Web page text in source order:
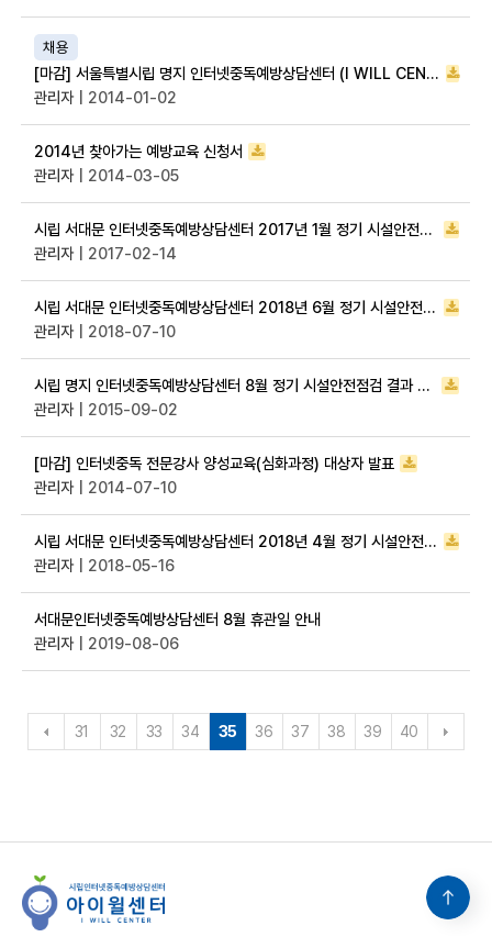
채용
[마감] 서울특별시립 명지 인터넷중독예방상담센터 (I WILL CENTER) 직원 공개채용 공고
관리자 | 2014-01-02
2014년 찾아가는 예방교육 신청서
관리자 | 2014-03-05
시립 서대문 인터넷중독예방상담센터 2017년 1월 정기 시설안전점검 결과 공개
관리자 | 2017-02-14
시립 서대문 인터넷중독예방상담센터 2018년 6월 정기 시설안전점검 결과 공개
관리자 | 2018-07-10
시립 명지 인터넷중독예방상담센터 8월 정기 시설안전점검 결과 공개
관리자 | 2015-09-02
[마감] 인터넷중독 전문강사 양성교육(심화과정) 대상자 발표
관리자 | 2014-07-10
시립 서대문 인터넷중독예방상담센터 2018년 4월 정기 시설안전점검 결과 공개
관리자 | 2018-05-16
서대문인터넷중독예방상담센터 8월 휴관일 안내
관리자 | 2019-08-06
31 32 33 34 35 36 37 38 39 40